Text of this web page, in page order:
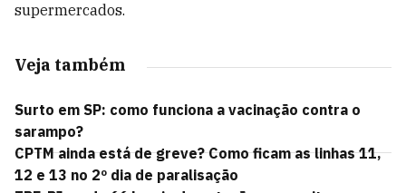
supermercados.
Veja também
Surto em SP: como funciona a vacinação contra o
sarampo?
CPTM ainda está de greve? Como ficam as linhas 11,
12 e 13 no 2º dia de paralisação